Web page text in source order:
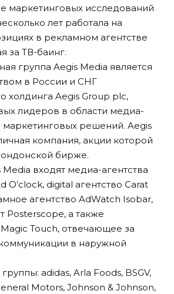
маркетинговых исследований
лет работала на
в рекламном агентстве
за ТВ-баинг.
группа Aegis Media является
в России и СНГ
холдинга Aegis Group plc,
лидеров в области медиа-
решений. Aegis
компания, акции которой
бирже.
входят медиа-агентства
O’clock, digital агентство Carat
агентство AdWatch Isobar,
Posterscope, а также
Touch, отвечающее за
в наружной
adidas, Arla Foods, BSGV,
Motors, Johnson & Johnson,